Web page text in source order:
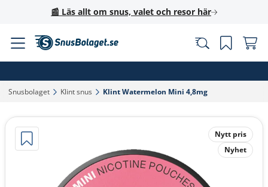
📰 Läs allt om snus, valet och resor här
Snusbolaget‎ Klint snus‎ Klint Watermelon Mini 4,8mg‎
Nytt pris
Nyhet